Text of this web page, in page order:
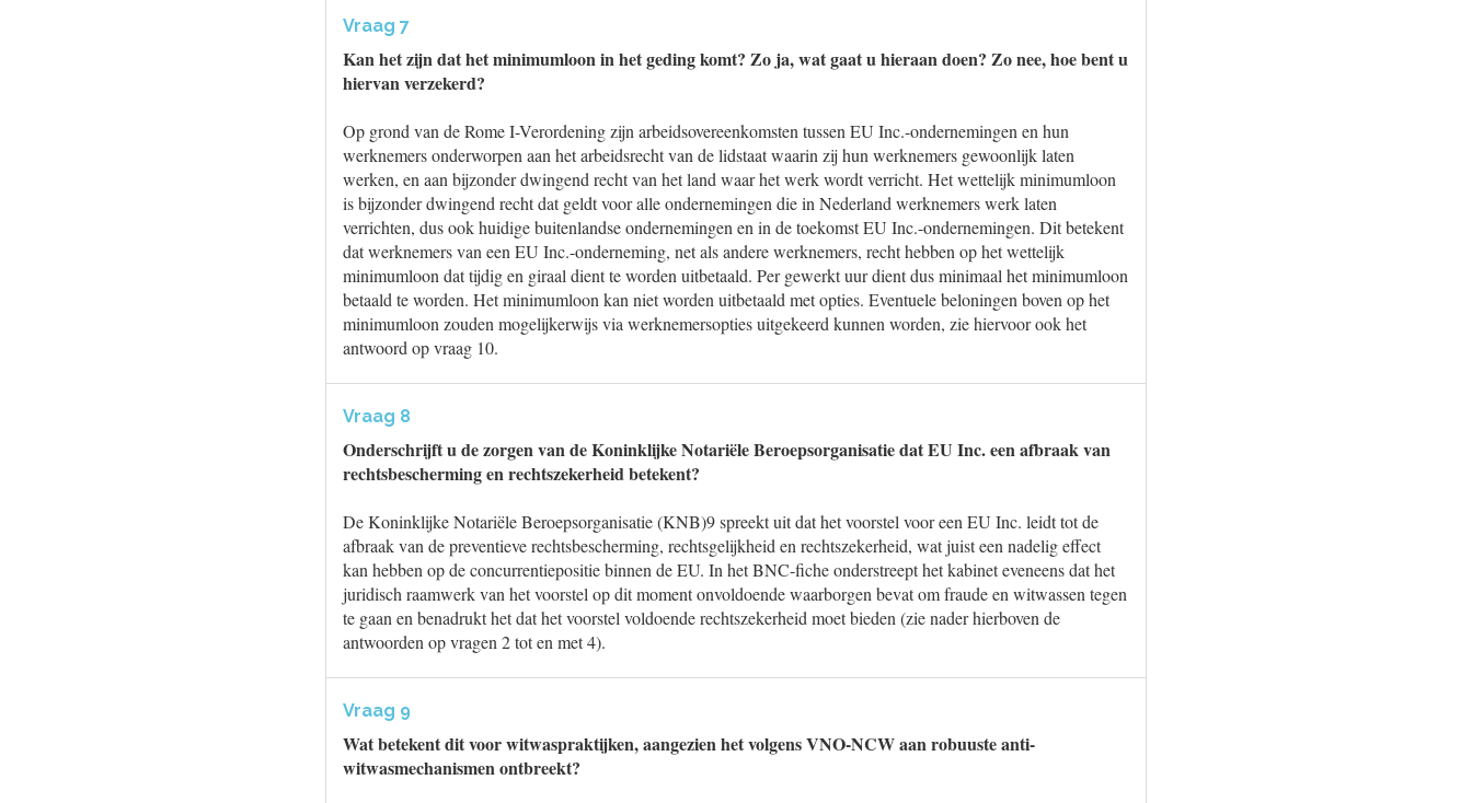
Vraag 7
Kan het zijn dat het minimumloon in het geding komt? Zo ja, wat gaat u hieraan doen? Zo nee, hoe bent u
hiervan verzekerd?
Op grond van de Rome I-Verordening zijn arbeidsovereenkomsten tussen EU Inc.-ondernemingen en hun
werknemers onderworpen aan het arbeidsrecht van de lidstaat waarin zij hun werknemers gewoonlijk laten
werken, en aan bijzonder dwingend recht van het land waar het werk wordt verricht. Het wettelijk minimumloon
is bijzonder dwingend recht dat geldt voor alle ondernemingen die in Nederland werknemers werk laten
verrichten, dus ook huidige buitenlandse ondernemingen en in de toekomst EU Inc.-ondernemingen. Dit betekent
dat werknemers van een EU Inc.-onderneming, net als andere werknemers, recht hebben op het wettelijk
minimumloon dat tijdig en giraal dient te worden uitbetaald. Per gewerkt uur dient dus minimaal het minimumloon
betaald te worden. Het minimumloon kan niet worden uitbetaald met opties. Eventuele beloningen boven op het
minimumloon zouden mogelijkerwijs via werknemersopties uitgekeerd kunnen worden, zie hiervoor ook het
antwoord op vraag 10.
Vraag 8
Onderschrijft u de zorgen van de Koninklijke Notariële Beroepsorganisatie dat EU Inc. een afbraak van
rechtsbescherming en rechtszekerheid betekent?
De Koninklijke Notariële Beroepsorganisatie (KNB)9 spreekt uit dat het voorstel voor een EU Inc. leidt tot de
afbraak van de preventieve rechtsbescherming, rechtsgelijkheid en rechtszekerheid, wat juist een nadelig effect
kan hebben op de concurrentiepositie binnen de EU. In het BNC-fiche onderstreept het kabinet eveneens dat het
juridisch raamwerk van het voorstel op dit moment onvoldoende waarborgen bevat om fraude en witwassen tegen
te gaan en benadrukt het dat het voorstel voldoende rechtszekerheid moet bieden (zie nader hierboven de
antwoorden op vragen 2 tot en met 4).
Vraag 9
Wat betekent dit voor witwaspraktijken, aangezien het volgens VNO-NCW aan robuuste anti-
witwasmechanismen ontbreekt?